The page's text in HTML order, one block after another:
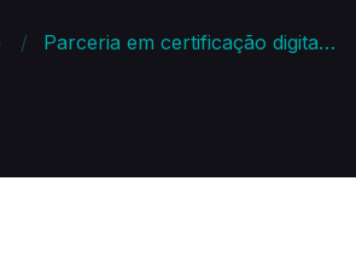
Parceria em certificação digital: como funciona para contadores e empresas